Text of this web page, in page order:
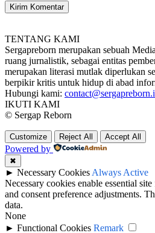
TENTANG KAMI
Sergapreborn merupakan sebuah
ruang jurnalistik, sebagai entitas
merupakan literasi mutlak diperlukan
berpikir kritis untuk hidup di abad
Hubungi kami:
IKUTI KAMI
© Sergap Reborn
Customize Reject All Accept All
Powered by
✖
► Necessary Cookies Always Active
Necessary cookies enable essential
and consent preference adjustments.
data.
None
► Functional Cookies Remark